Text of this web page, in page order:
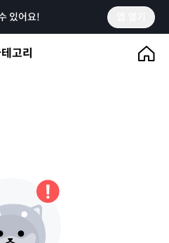
있어요!
고리